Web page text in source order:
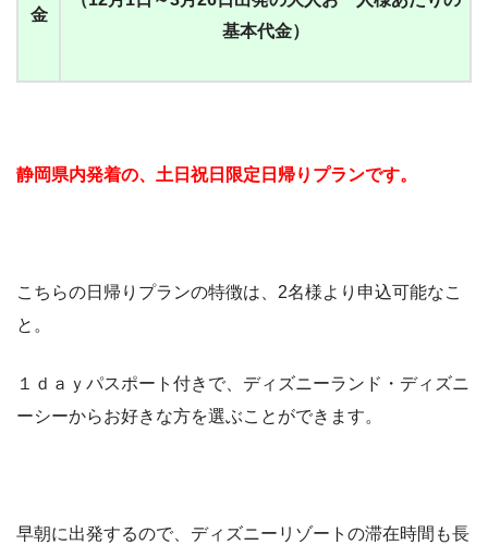
金
基本代金）
静岡県内発着の、土日祝日限定日帰りプランです。
こちらの日帰りプランの特徴は、2名様より申込可能なこ
と。
１ｄａｙパスポート付きで、ディズニーランド・ディズニ
ーシーからお好きな方を選ぶことができます。
早朝に出発するので、ディズニーリゾートの滞在時間も長